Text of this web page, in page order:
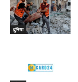
दुनिया